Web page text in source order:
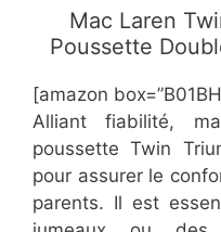
Mac Laren
Poussette
[amazon
Alliant fiabilité,
poussette Twin
pour assurer le
parents. Il est